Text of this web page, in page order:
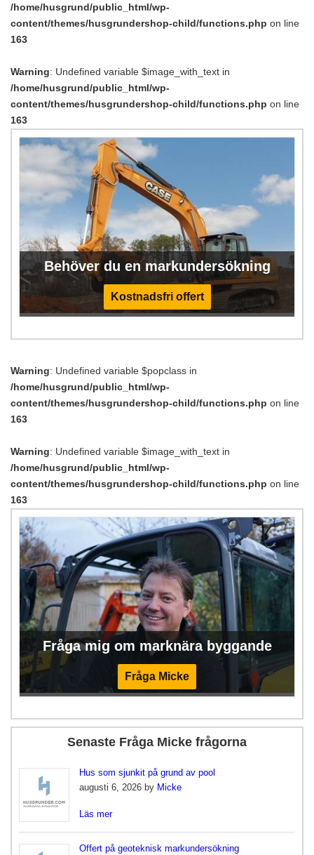
/home/husgrund/public_html/wp-
content/themes/husgrundershop-child/functions.php on line
163
Warning: Undefined variable $image_with_text in
/home/husgrund/public_html/wp-
content/themes/husgrundershop-child/functions.php on line
163
Behöver du en markundersökning
Kostnadsfri offert
Warning: Undefined variable $popclass in
/home/husgrund/public_html/wp-
content/themes/husgrundershop-child/functions.php on line
163
Warning: Undefined variable $image_with_text in
/home/husgrund/public_html/wp-
content/themes/husgrundershop-child/functions.php on line
163
Fråga mig om marknära byggande
Fråga Micke
Senaste Fråga Micke frågorna
Hus som sjunkit på grund av pool
augusti 6, 2026 by Micke
Läs mer
Offert på geoteknisk markundersökning